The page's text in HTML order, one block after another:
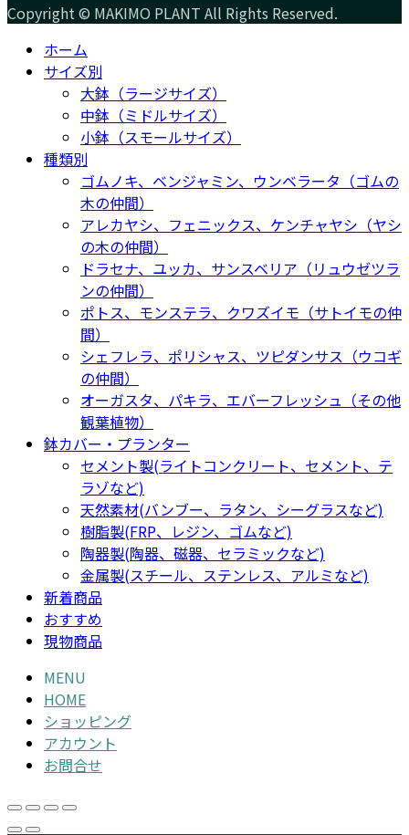
Copyright © MAKIMO PLANT All Rights Reserved.
ホーム
サイズ別
大鉢（ラージサイズ）
中鉢（ミドルサイズ）
小鉢（スモールサイズ）
種類別
ゴムノキ、ベンジャミン、ウンベラータ（ゴムの
木の仲間）
アレカヤシ、フェニックス、ケンチャヤシ（ヤシ
の木の仲間）
ドラセナ、ユッカ、サンスベリア（リュウゼツラ
ンの仲間）
ポトス、モンステラ、クワズイモ（サトイモの仲
間）
シェフレラ、ポリシャス、ツピダンサス（ウコギ
の仲間）
オーガスタ、パキラ、エバーフレッシュ（その他
観葉植物）
鉢カバー・プランター
セメント製(ライトコンクリート、セメント、テ
ラゾなど)
天然素材(バンブー、ラタン、シーグラスなど)
樹脂製(FRP、レジン、ゴムなど)
陶器製(陶器、磁器、セラミックなど)
金属製(スチール、ステンレス、アルミなど)
新着商品
おすすめ
現物商品
MENU
HOME
ショッピング
アカウント
お問合せ